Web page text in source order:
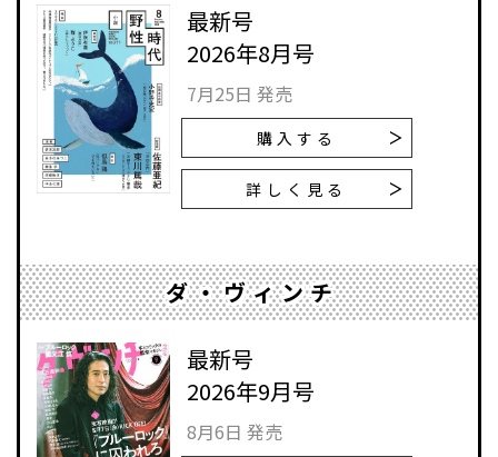
最新号
2026年8月号
7月25日 発売
購入する
詳しく見る
ダ・ヴィンチ
最新号
2026年9月号
8月6日 発売